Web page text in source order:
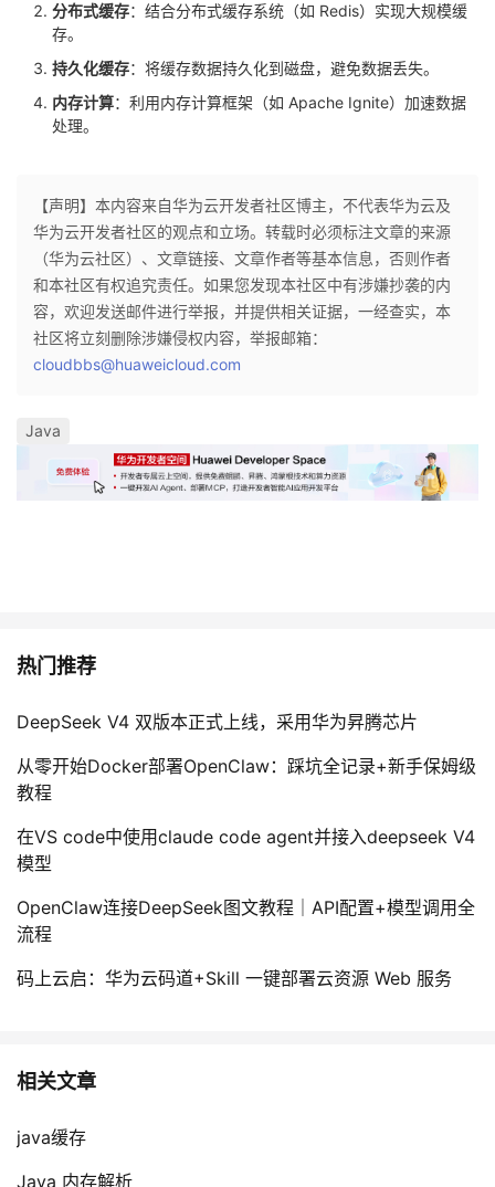
分布式缓存：结合分布式缓存系统（如 Redis）实现大规模缓
存。
持久化缓存：将缓存数据持久化到磁盘，避免数据丢失。
内存计算：利用内存计算框架（如 Apache Ignite）加速数据
处理。
【声明】本内容来自华为云开发者社区博主，不代表华为云及
华为云开发者社区的观点和立场。转载时必须标注文章的来源
（华为云社区）、文章链接、文章作者等基本信息，否则作者
和本社区有权追究责任。如果您发现本社区中有涉嫌抄袭的内
容，欢迎发送邮件进行举报，并提供相关证据，一经查实，本
社区将立刻删除涉嫌侵权内容，举报邮箱：
cloudbbs@huaweicloud.com
Java
热门推荐
DeepSeek V4 双版本正式上线，采用华为昇腾芯片
从零开始Docker部署OpenClaw：踩坑全记录+新手保姆级
教程
在VS code中使用claude code agent并接入deepseek V4
模型
OpenClaw连接DeepSeek图文教程｜API配置+模型调用全
流程
码上云启：华为云码道+Skill 一键部署云资源 Web 服务
相关文章
java缓存
Java 内存解析